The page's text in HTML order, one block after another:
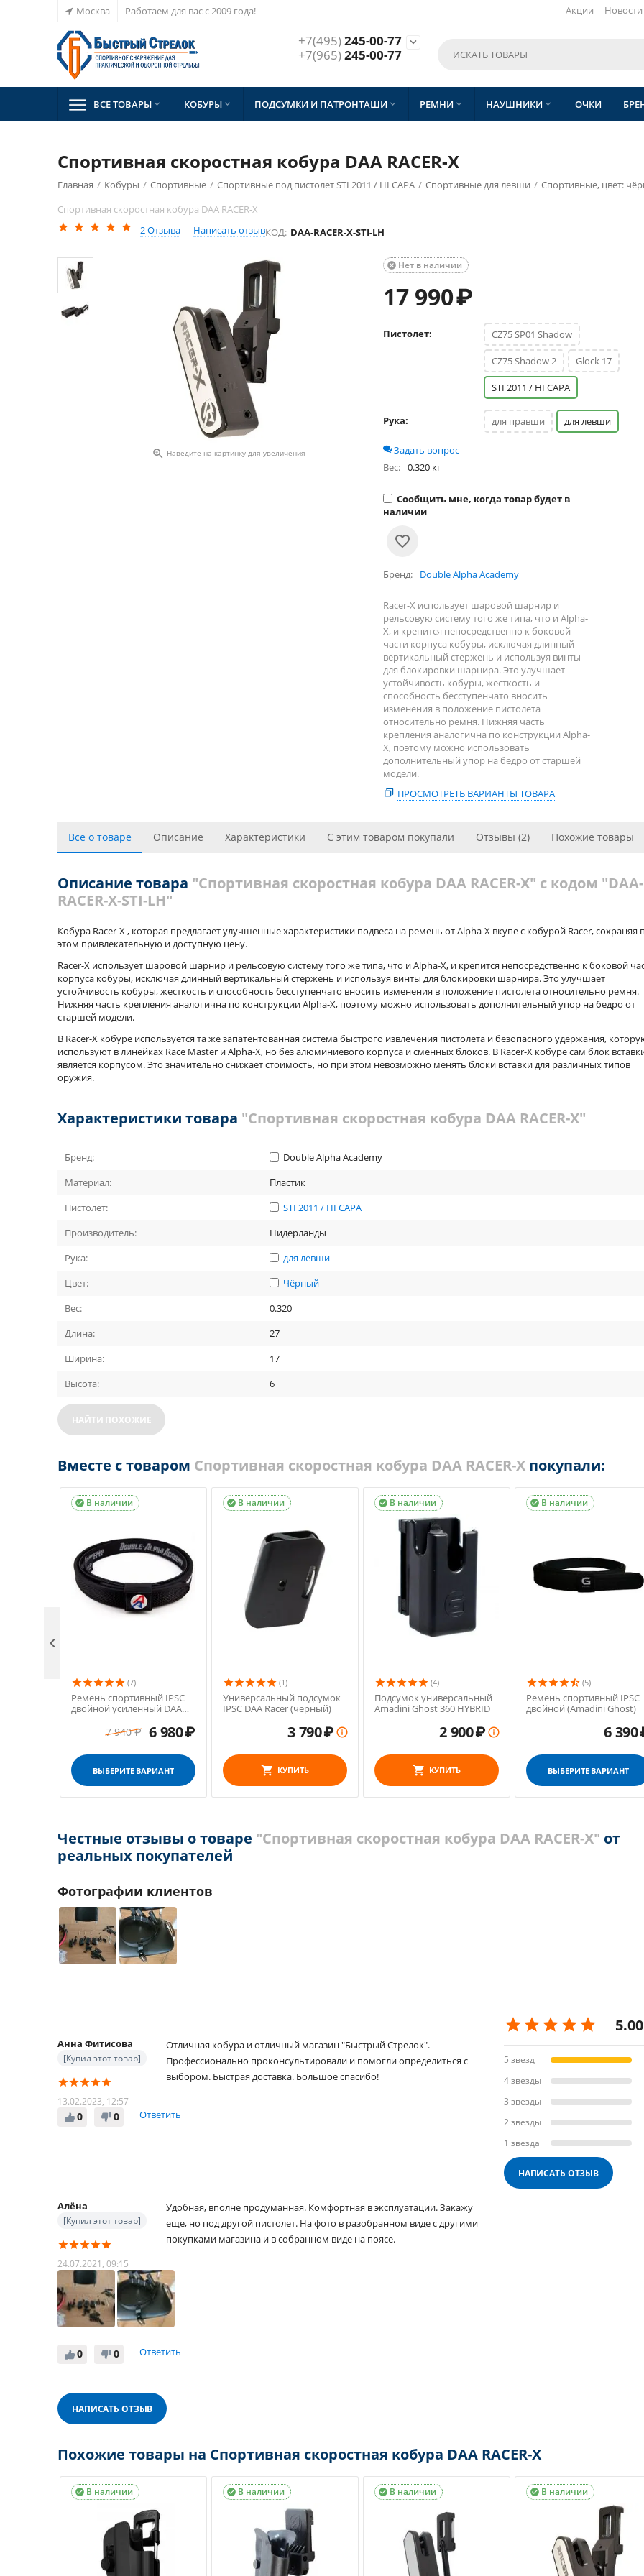
Москва Работаем для вас с 2009 года! Акции Новости
+7(495)245-00-77
+7(965)245-00-77

ВСЕ ТОВАРЫ  КОБУРЫ  ПОДСУМКИ И ПАТРОНТАШИ  РЕМНИ  НАУШНИКИ  ОЧКИ
Спортивная скоростная кобура DAA RACER-X
Главная / Кобуры / Спортивные / Спортивные под пистолет STI 2011 / HI CAPA / Спортивные для левши / Спортивные, цвет:
Спортивная скоростная кобура DAA RACER-X
2Отзыва Написать отзывКОД: DAA-RACER-X-STI-LH
 Наведите на картинку для увеличения
Нет в наличии

17 990₽
Пистолет: CZ75 SP01 Shadow
CZ75 Shadow 2 Glock 17
STI 2011 / HI CAPA
Рука: для правши для левши
Задать вопрос
Вес: 0.320 кг
Сообщить мне, когда товар будет в
наличии
Бренд Double Alpha Academy
Racer-X использует шаровой шарнир и
рельсовую систему того же типа, что и Alpha-
X, и крепится непосредственно к боковой
части корпуса кобуры, исключая длинный
вертикальный стержень и используя винты
для блокировки шарнира. Это улучшает
устойчивость кобуры, жесткость и
способность бесступенчато вносить
изменения в положение пистолета
относительно ремня. Нижняя часть
крепления аналогична по конструкции Alpha-
X, поэтому можно использовать
дополнительный упор на бедро от старшей
модели.
ПРОСМОТРЕТЬ ВАРИАНТЫ ТОВАРА
Все о товаре Описание Характеристики С этим товаром покупали Отзывы (2) Похожие товары
Описание товара "Спортивная скоростная кобура DAA RACER-X" с кодом "DAA-
RACER-X-STI-LH"
Кобура Racer-X , которая предлагает улучшенные характеристики подвеса на ремень от Alpha-X вкупе с кобурой Racer, сохраняя
этом привлекательную и доступную цену.
Racer-X использует шаровой шарнир и рельсовую систему того же типа, что и Alpha-X, и крепится непосредственно к боковой
корпуса кобуры, исключая длинный вертикальный стержень и используя винты для блокировки шарнира. Это улучшает
устойчивость кобуры, жесткость и способность бесступенчато вносить изменения в положение пистолета относительно ремня.
Нижняя часть крепления аналогична по конструкции Alpha-X, поэтому можно использовать дополнительный упор на бедро от
старшей модели.
В Racer-X кобуре используется та же запатентованная система быстрого извлечения пистолета и безопасного удержания,
используют в линейках Race Master и Alpha-X, но без алюминиевого корпуса и сменных блоков. В Racer-X кобуре сам блок
является корпусом. Это значительно снижает стоимость, но при этом невозможно менять блоки вставки для различных типов
оружия.
Характеристики товара "Спортивная скоростная кобура DAA RACER-X"
Бренд:
Double Alpha Academy
Материал:
Пластик
Пистолет:
STI 2011 / HI CAPA
Производитель:
Нидерланды
Рука:
для левши
Цвет:
Чёрный
Вес:
0.320
Длина:
27
Ширина:
17
Высота:
6
НАЙТИ ПОХОЖИЕ
Вместе с товаром Спортивная скоростная кобура DAA RACER-X покупали:
В наличии

(7)
Ремень спортивный IPSC
двойной усиленный DAA
7 940 ₽ 6 980₽
ВЫБЕРИТЕ ВАРИАНТ
В наличии

(1)
Универсальный подсумок
IPSC DAA Racer (чёрный)
3 790₽ 
КУПИТЬ
В наличии

(4)
Подсумок универсальный
Amadini Ghost 360 HYBRID
2 900₽ 
КУПИТЬ
В наличии

(5)
Ремень спортивный IPSC
двойной (Amadini Ghost)
6 390
ВЫБЕРИТЕ ВАРИАНТ

Честные отзывы о товаре "Спортивная скоростная кобура DAA RACER-X" от
реальных покупателей
Фотографии клиентов
Анна Фитисова
[Купил этот товар]
13.02.2023, 12:57
Отличная кобура и отличный магазин "Быстрый Стрелок".
Профессионально проконсультировали и помогли определиться с
выбором. Быстрая доставка. Большое спасибо!
0
0 Ответить
Алёна
[Купил этот товар]
24.07.2021, 09:15
Удобная, вполне продуманная. Комфортная в эксплуатации. Закажу
еще, но под другой пистолет. На фото в разобранном виде с другими
покупками магазина и в собранном виде на поясе.
0
0 Ответить
НАПИСАТЬ ОТЗЫВ
5 звезд
4 звезды
3 звезды
2 звезды
1 звезда
НАПИСАТЬ ОТЗЫВ
Похожие товары на Спортивная скоростная кобура DAA RACER-X
В наличии
 В наличии
 В наличии
 В наличии
